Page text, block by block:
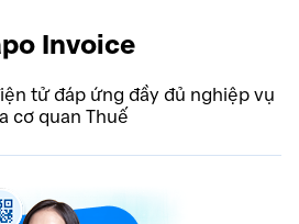
Invoice
tử đáp ứng đầy đủ nghiệp vụ
cơ quan Thuế